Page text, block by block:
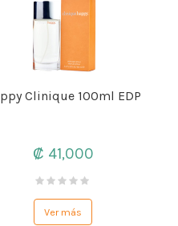
Clinique 100ml EDP
₡ 41,000
Ver más